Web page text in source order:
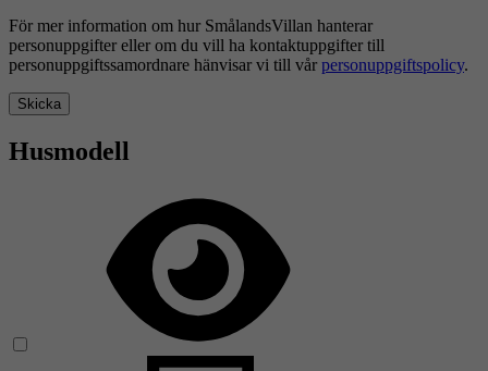
För mer information om hur SmålandsVillan hanterar
personuppgifter eller om du vill ha kontaktuppgifter till
personuppgiftssamordnare hänvisar vi till vår personuppgiftspolicy.
Skicka
Husmodell